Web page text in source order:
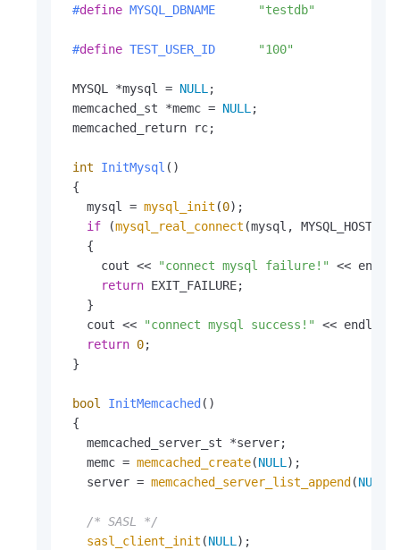
#define MYSQL_DBNAME "testdb"
#define TEST_USER_ID "100"
MYSQL *mysql = NULL ;
memcached_st *memc = NULL ;
memcached_return rc;
int InitMysql ()
{
   mysql =
mysql_init (0);
if (mysql_real_connect (mysql, MYSQL_HOST,
   {
     cout <<
"connect mysql failure!"
<< endl;
return EXIT_FAILURE;
   }
   cout <<
"connect mysql success!"
<< endl;
return 0;
}
bool InitMemcached ()
{
   memcached_server_st *server;
   memc =
memcached_create(NULL );
   server =
memcached_server_list_append (NULL
/* SASL */
sasl_client_init (NULL );